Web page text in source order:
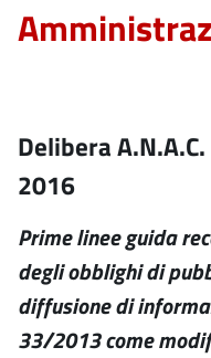
Delibera
2016
Prime linee guida
degli obblighi di
diffusione di
33/2013 come